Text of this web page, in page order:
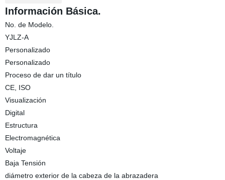
Información Básica.
No. de Modelo.
YJLZ-A
Personalizado
Personalizado
Proceso de dar un título
CE, ISO
Visualización
Digital
Estructura
Electromagnética
Voltaje
Baja Tensión
diámetro exterior de la cabeza de la abrazadera